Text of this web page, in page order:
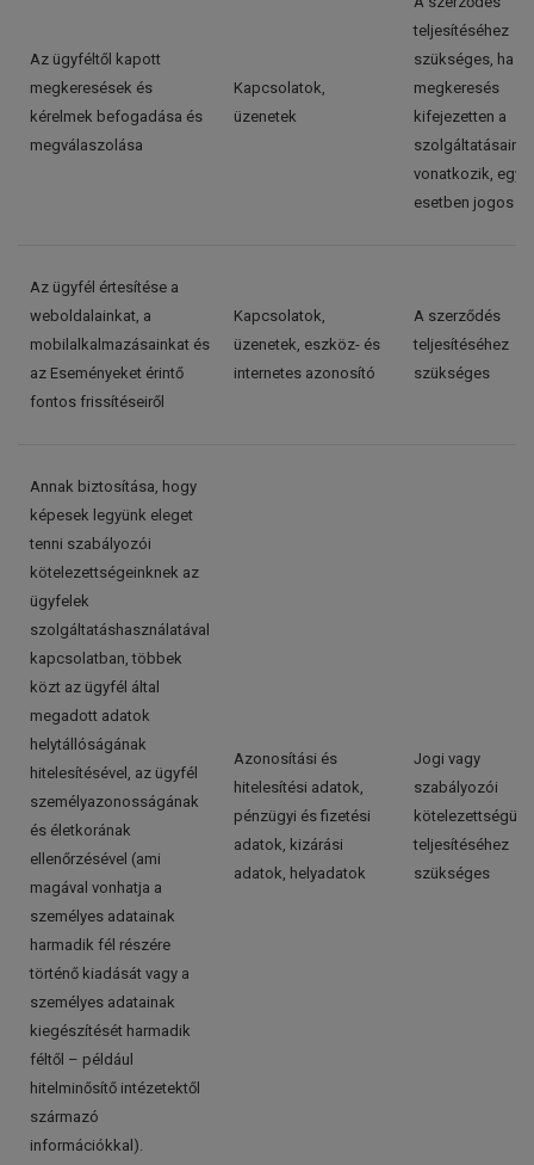
Az ügyféltől kapott
megkeresések és
kérelmek befogadása és
megválaszolása
Kapcsolatok,
üzenetek
teljesítéséhez
szükséges, ha a
megkeresés
kifejezetten a
vonatkozik,
esetben jogos
Az ügyfél értesítése a
weboldalainkat, a
mobilalkalmazásainkat és
az Eseményeket érintő
fontos frissítéseiről
Kapcsolatok,
üzenetek, eszköz- és
internetes azonosító
A szerződés
teljesítéséhez
szükséges
Annak biztosítása, hogy
képesek legyünk eleget
tenni szabályozói
kötelezettségeinknek az
ügyfelek
szolgáltatáshasználatával
kapcsolatban, többek
közt az ügyfél által
megadott adatok
helytállóságának
hitelesítésével, az ügyfél
személyazonosságának
és életkorának
ellenőrzésével (ami
magával vonhatja a
személyes adatainak
harmadik fél részére
történő kiadását vagy a
személyes adatainak
kiegészítését harmadik
féltől – például
hitelminősítő intézetektől
származó
információkkal).
Azonosítási és
hitelesítési adatok,
pénzügyi és fizetési
adatok, kizárási
adatok, helyadatok
Jogi vagy
szabályozói
kötelezettségünk
teljesítéséhez
szükséges